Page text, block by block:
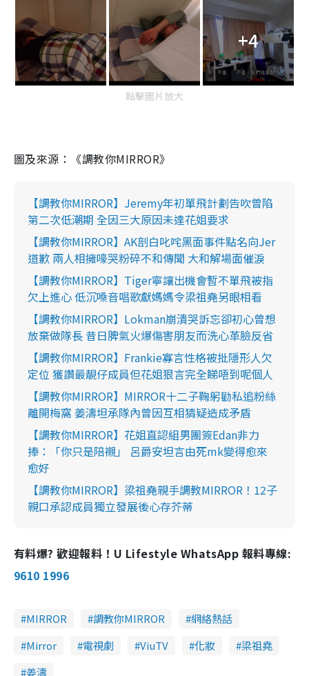
+4
點擊圖片放大
圖及來源：《調教你MIRROR》
【調教你MIRROR】Jeremy年初單飛計劃告吹曾陷
第二次低潮期 全因三大原因未達花姐要求
【調教你MIRROR】AK剖白叱咤黑面事件點名向Jer
道歉 兩人相擁嚎哭粉碎不和傳聞 大和解場面催淚
【調教你MIRROR】Tiger寧讓出機會暫不單飛被指
欠上進心 低沉嗓音唱歌獻媽媽令梁祖堯另眼相看
【調教你MIRROR】Lokman崩潰哭訴忘卻初心曾想
放棄做隊長 昔日脾氣火爆傷害朋友而洗心革臉反省
【調教你MIRROR】Frankie寡言性格被批隱形人欠
定位 獲讚最靚仔成員但花姐狠言完全睇唔到呢個人
【調教你MIRROR】MIRROR十二子鞠躬勸私追粉絲
離開梅窩 姜濤坦承隊內曾因互相猜疑造成矛盾
【調教你MIRROR】花姐直認組男團簽Edan非力
捧：「你只是陪襯」 呂爵安坦言由死mk變得愈來
愈好
【調教你MIRROR】梁祖堯親手調教MIRROR！12子
親口承認成員獨立發展後心存芥蒂
有料爆? 歡迎報料！U Lifestyle WhatsApp 報料專線:
9610 1996
MIRROR 調教你MIRROR
網絡熱話
Mirror
電視劇 ViuTV 化妝
梁祖堯
姜濤